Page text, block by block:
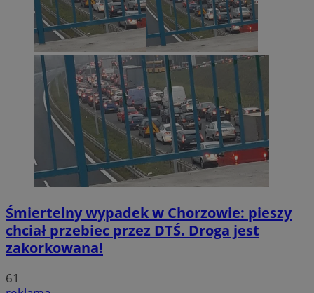
Śmiertelny wypadek w Chorzowie: pieszy
chciał przebiec przez DTŚ. Droga jest
zakorkowana!
61